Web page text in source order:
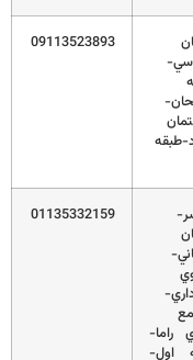
طبقه
09113523893
راما-
اول-
01135332159